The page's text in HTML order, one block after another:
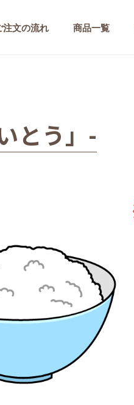
注文の流れ 商品一覧
とう」-